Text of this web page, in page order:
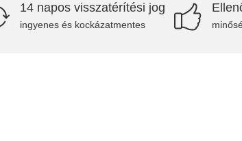
14 napos visszatérítési jog
ingyenes és kockázatmentes